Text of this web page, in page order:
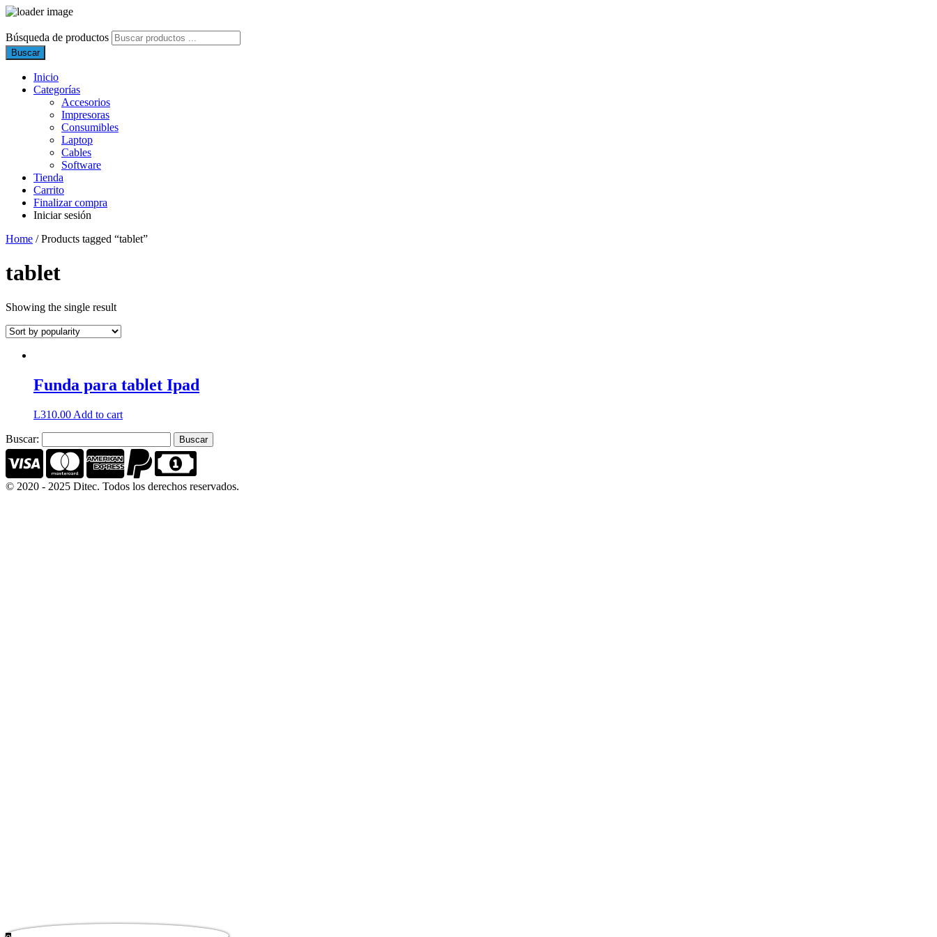
Búsqueda de productos
Buscar
Inicio
Categorías
Accesorios
Impresoras
Consumibles
Laptop
Cables
Software
Tienda
Carrito
Finalizar compra
Iniciar sesión
Home / Products tagged “tablet”
tablet
Showing the single result
Funda para tablet Ipad
L310.00 Add to cart
Buscar:
© 2020 - 2025 Ditec. Todos los derechos reservados.